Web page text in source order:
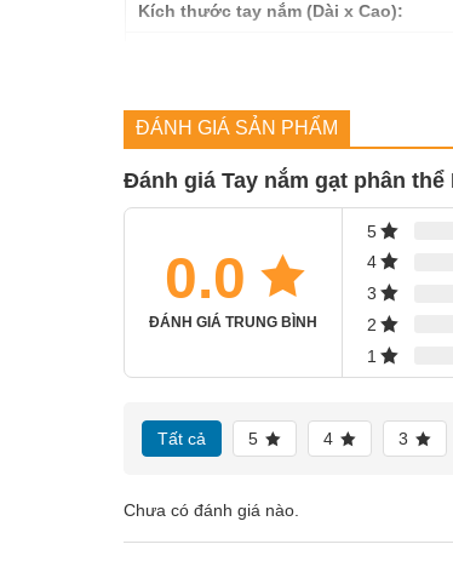
Kích thước tay nắm (Dài x Cao):
Loại cửa phù hợp:
Yêu cầu độ dày cửa:
Bộ sản phẩm bao gồm:
Đóng gói:
Xem thêm:
Bộ sưu tập tay nắm gạt
ĐÁNH GIÁ SẢN PHẨM
Đánh giá Tay nắm gạt phân thể
0.0
ĐÁNH GIÁ TRUNG BÌNH
5
4
3
2
1
Tất cả 5 4 3
Chưa có đánh giá nào.